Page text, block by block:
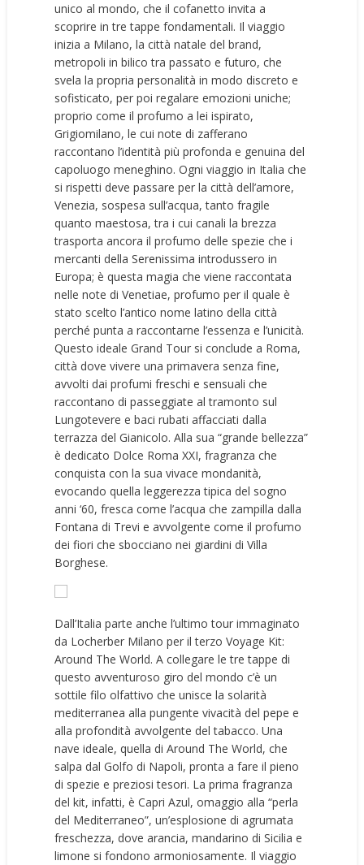
unico al mondo, che il cofanetto invita a
scoprire in tre tappe fondamentali. Il viaggio
inizia a Milano, la città natale del brand,
metropoli in bilico tra passato e futuro, che
svela la propria personalità in modo discreto e
sofisticato, per poi regalare emozioni uniche;
proprio come il profumo a lei ispirato,
Grigiomilano, le cui note di zafferano
raccontano l’identità più profonda e genuina del
capoluogo meneghino. Ogni viaggio in Italia che
si rispetti deve passare per la città dell’amore,
Venezia, sospesa sull’acqua, tanto fragile
quanto maestosa, tra i cui canali la brezza
trasporta ancora il profumo delle spezie che i
mercanti della Serenissima introdussero in
Europa; è questa magia che viene raccontata
nelle note di Venetiae, profumo per il quale è
stato scelto l’antico nome latino della città
perché punta a raccontarne l’essenza e l’unicità.
Questo ideale Grand Tour si conclude a Roma,
città dove vivere una primavera senza fine,
avvolti dai profumi freschi e sensuali che
raccontano di passeggiate al tramonto sul
Lungotevere e baci rubati affacciati dalla
terrazza del Gianicolo. Alla sua “grande bellezza”
è dedicato Dolce Roma XXI, fragranza che
conquista con la sua vivace mondanità,
evocando quella leggerezza tipica del sogno
anni ‘60, fresca come l’acqua che zampilla dalla
Fontana di Trevi e avvolgente come il profumo
dei fiori che sbocciano nei giardini di Villa
Borghese.
Dall’Italia parte anche l’ultimo tour immaginato
da Locherber Milano per il terzo Voyage Kit:
Around The World. A collegare le tre tappe di
questo avventuroso giro del mondo c’è un
sottile filo olfattivo che unisce la solarità
mediterranea alla pungente vivacità del pepe e
alla profondità avvolgente del tabacco. Una
nave ideale, quella di Around The World, che
salpa dal Golfo di Napoli, pronta a fare il pieno
di spezie e preziosi tesori. La prima fragranza
del kit, infatti, è Capri Azul, omaggio alla “perla
del Mediterraneo”, un’esplosione di agrumata
freschezza, dove arancia, mandarino di Sicilia e
limone si fondono armoniosamente. Il viaggio